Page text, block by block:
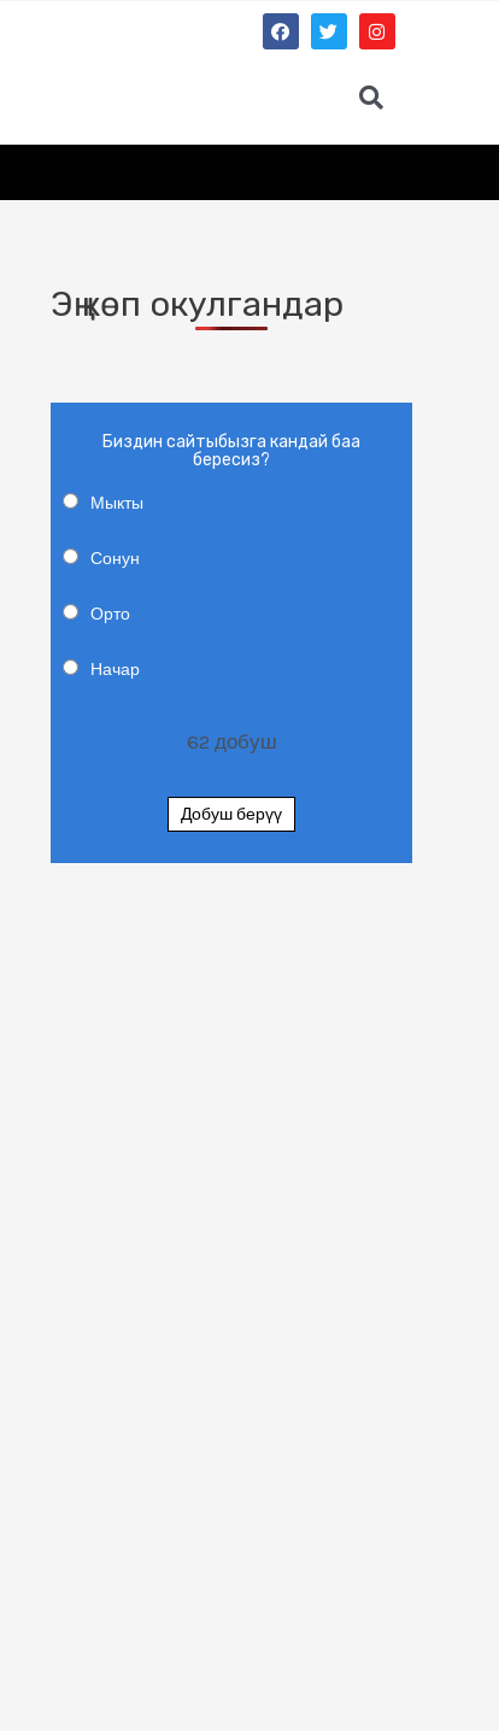
Эң көп окулгандар
Биздин сайтыбызга кандай баа
бересиз?
Мыкты
Сонун
Орто
Начар
62 добуш
Добуш берүү